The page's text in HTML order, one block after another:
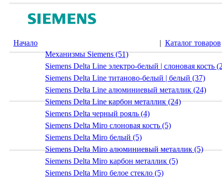
Начало | Каталог товаров
Механизмы Siemens (51)
Siemens Delta Line электро-белый | слоновая кость
Siemens Delta Line титаново-белый | белый (37)
Siemens Delta Line алюминиевый металлик (24)
Siemens Delta Line карбон металлик (24)
Siemens Delta черный рояль (4)
Siemens Delta Miro слоновая кость (5)
Siemens Delta Miro белый (5)
Siemens Delta Miro алюминиевый металлик (5)
Siemens Delta Miro карбон металлик (5)
Siemens Delta Miro белое стекло (5)